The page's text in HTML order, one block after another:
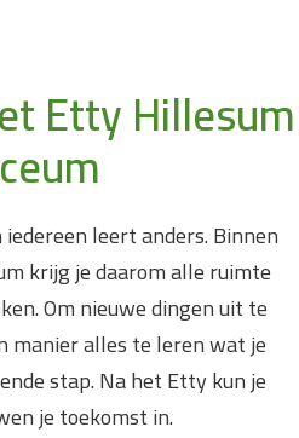
Etty Hillesum
leert anders. Binnen
krijg je daarom alle ruimte
Om nieuwe dingen uit te
manier alles te leren wat je
stap. Na het Etty kun je
je toekomst in.